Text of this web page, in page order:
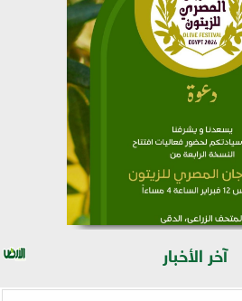
آخر الأخبار